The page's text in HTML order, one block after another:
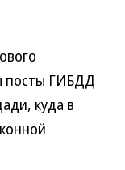
посты ГИБДД
куда в